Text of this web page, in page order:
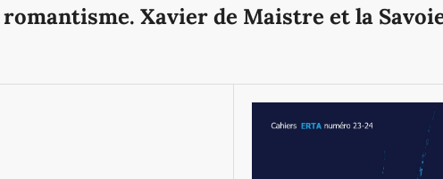
Xavier de Maistre et la